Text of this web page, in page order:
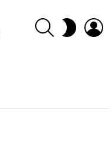
SEARCH SWITCH
SKIN